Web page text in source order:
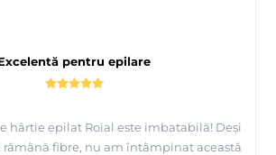
pentru epilare
hârtie epilat Roial este imbatabilă! Deși
rămână fibre, nu am întâmpinat această